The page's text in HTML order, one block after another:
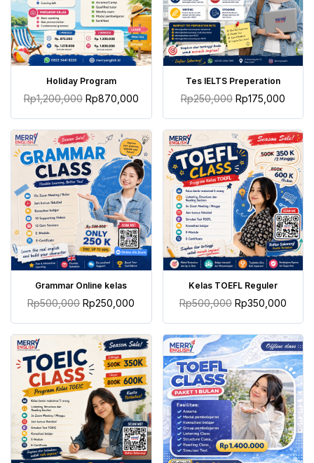
TAMBAH KE KERANJANG
Holiday Program
Rp1,200,000 Rp870,000
TAMBAH KE KERANJANG
Tes IELTS Preperation
Rp250,000 Rp175,000
TAMBAH KE KERANJANG
Grammar Online kelas
Rp500,000 Rp250,000
TAMBAH KE KERANJANG
Kelas TOEFL Reguler
Rp500,000 Rp350,000